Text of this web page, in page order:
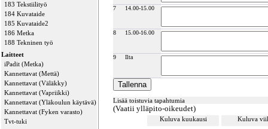
183 Tekstiilityö
184 Kuvataide
185 Kuvataide2
186 Metka
188 Tekninen työ
Laitteet
iPadit (Metka)
Kannettavat (Mettä)
Kannettavat (Väläkky)
Kannettavat (Vapriikki)
Kannettavat (Yläkoulun käytävä)
Kannettavat (Fyken varasto)
Tvt-tuki
7 14.00-15.00
8 15.00-16.00
9 Ilta
Lisää toistuvia tapahtumia
(Vaatii ylläpito-oikeudet)
Kuluva kuukausi Kuluva